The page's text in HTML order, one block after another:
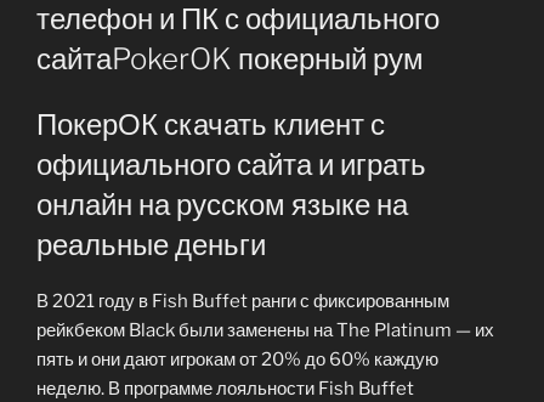
телефон и ПК с официального
сайтаPokerOK покерный рум
ПокерОК скачать клиент с
официального сайта и играть
онлайн на русском языке на
реальные деньги
В 2021 году в Fish Buffet ранги с фиксированным
рейкбеком Black были заменены на The Platinum — их
пять и они дают игрокам от 20% до 60% каждую
неделю. В программе лояльности Fish Buffet